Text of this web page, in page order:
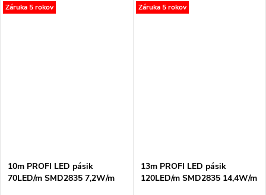
Záruka 5 rokov
10m PROFI LED pásik
70LED/m SMD2835 7,2W/m
Záruka 5 rokov
13m PROFI LED pásik
120LED/m SMD2835 14,4W/m